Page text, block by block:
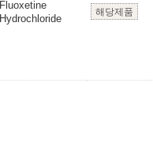
Fluoxetine
Hydrochloride
해당제품